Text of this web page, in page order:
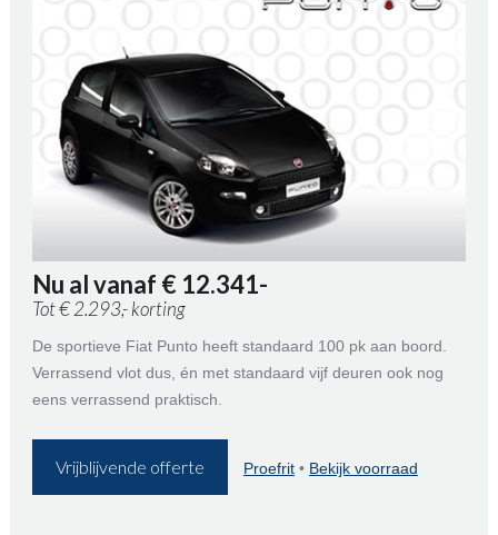
Nu al vanaf € 12.341-
Tot € 2.293,- korting
De sportieve Fiat Punto heeft standaard 100 pk aan boord.
Verrassend vlot dus, én met standaard vijf deuren ook nog
eens verrassend praktisch.
Vrijblijvende offerte Proefrit• Bekijk voorraad